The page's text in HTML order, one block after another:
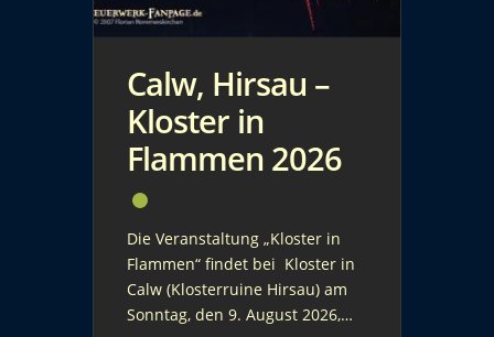
Calw, Hirsau –
Kloster in
Flammen 2026
Die Veranstaltung „Kloster in
Flammen“ findet bei Kloster in
Calw (Klosterruine Hirsau) am
Sonntag, den 9. August 2026,